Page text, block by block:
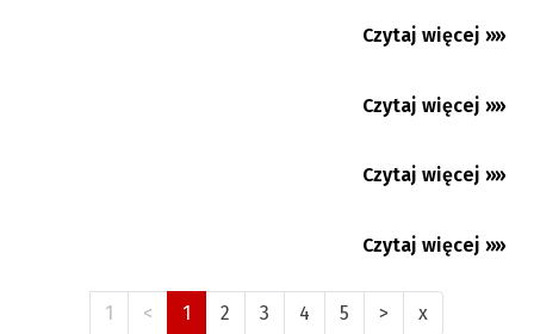
16.07.2026
Czytaj więcej »»
15.07.2026
Czytaj więcej »»
12.07.2026
Czytaj więcej »»
10.07.2026
Czytaj więcej »»
1 < 1 2 3 4 5 > x